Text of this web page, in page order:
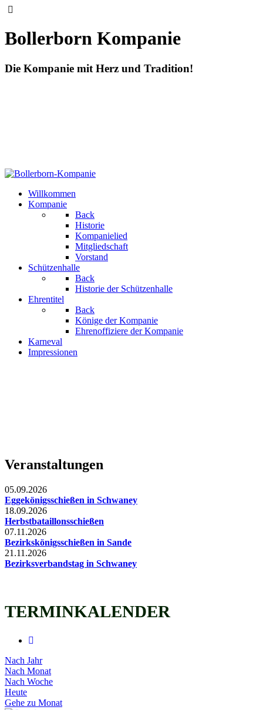
Bollerborn Kompanie
Die Kompanie mit Herz und Tradition!
Willkommen
Kompanie
Back
Historie
Kompanielied
Mitgliedschaft
Vorstand
Schützenhalle
Back
Historie der Schützenhalle
Ehrentitel
Back
Könige der Kompanie
Ehrenoffiziere der Kompanie
Karneval
Impressionen
Veranstaltungen
05.09.2026
Eggekönigsschießen in Schwaney
18.09.2026
Herbstbataillonsschießen
07.11.2026
Bezirkskönigsschießen in Sande
21.11.2026
Bezirksverbandstag in Schwaney
TERMINKALENDER
Nach Jahr
Nach Monat
Nach Woche
Heute
Gehe zu Monat